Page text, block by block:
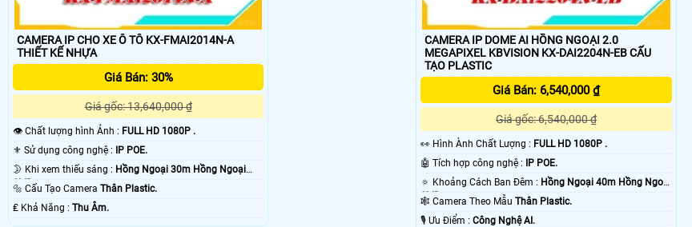
CAMERA IP CHO XE Ô TÔ KX-FMAI2014N-A
THIẾT KẾ NHỰA
Giá Bán: 30%
Giá gốc: 13,640,000 ₫
👁 Chất lượng hình Ảnh : FULL HD 1080P .
⚜️ Sử dụng công nghệ : IP POE.
🌛 Khi xem thiếu sáng : Hồng Ngoại 30m Hồng Ngoại
SMD.🔩 Cấu Tạo Camera Thân Plastic.
️₤ Khả Năng : Thu Âm.
CAMERA IP DOME AI HỒNG NGOẠI 2.0
MEGAPIXEL KBVISION KX-DAI2204N-EB CẤU
TẠO PLASTIC
Giá Bán: 6,540,000 ₫
Giá gốc: 6,540,000 ₫
️👀 Hình Ành Chất Lượng : FULL HD 1080P .
🤖️ Tích hợp công nghệ : IP POE.
🔅 Khoảng Cách Ban Đêm : Hồng Ngoại 40m Hồng Ngoại
SMD.🕸️ Camera Theo MẫuThân Plastic.
️🎙 Ưu Điểm :Công Nghệ AI.